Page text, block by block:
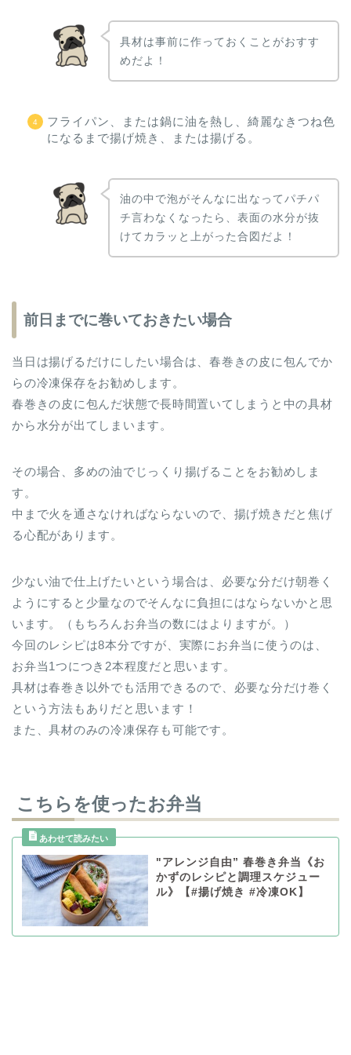
具材は事前に作っておくことがおすす
めだよ！
フライパン、または鍋に油を熱し、綺麗なきつね色
になるまで揚げ焼き、または揚げる。
油の中で泡がそんなに出なってパチパ
チ言わなくなったら、表面の水分が抜
けてカラッと上がった合図だよ！
前日までに巻いておきたい場合
当日は揚げるだけにしたい場合は、春巻きの皮に包んでか
らの冷凍保存をお勧めします。
春巻きの皮に包んだ状態で長時間置いてしまうと中の具材
から水分が出てしまいます。
その場合、多めの油でじっくり揚げることをお勧めしま
す。
中まで火を通さなければならないので、揚げ焼きだと焦げ
る心配があります。
少ない油で仕上げたいという場合は、必要な分だけ朝巻く
ようにすると少量なのでそんなに負担にはならないかと思
います。（もちろんお弁当の数にはよりますが。）
今回のレシピは8本分ですが、実際にお弁当に使うのは、
お弁当1つにつき2本程度だと思います。
具材は春巻き以外でも活用できるので、必要な分だけ巻く
という方法もありだと思います！
また、具材のみの冷凍保存も可能です。
こちらを使ったお弁当
"アレンジ自由” 春巻き弁当《お
かずのレシピと調理スケジュー
ル》【#揚げ焼き #冷凍OK】